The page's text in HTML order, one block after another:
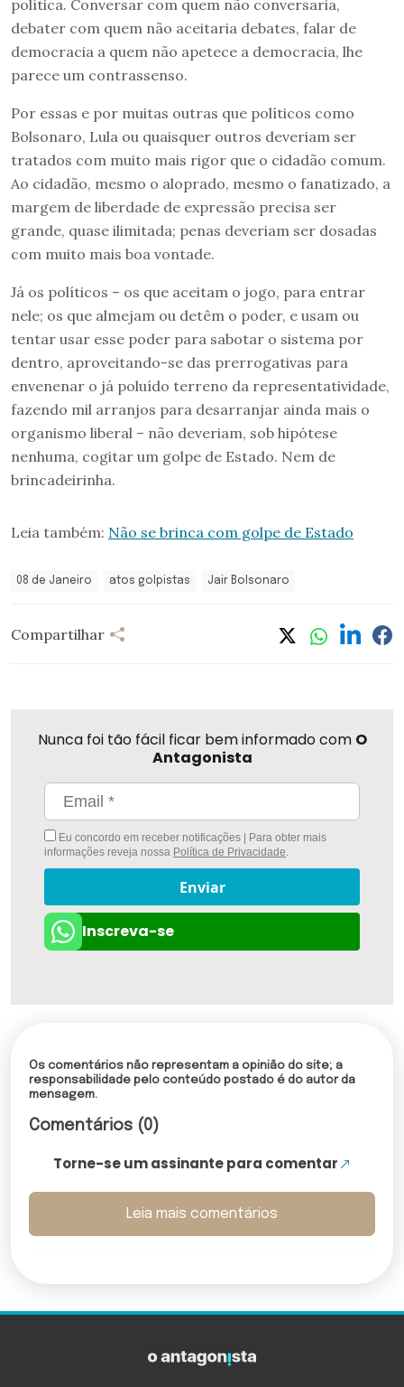
política. Conversar com quem não conversaria,
debater com quem não aceitaria debates, falar de
democracia a quem não apetece a democracia, lhe
parece um contrassenso.
Por essas e por muitas outras que políticos como
Bolsonaro, Lula ou quaisquer outros deveriam ser
tratados com muito mais rigor que o cidadão comum.
Ao cidadão, mesmo o aloprado, mesmo o fanatizado, a
margem de liberdade de expressão precisa ser
grande, quase ilimitada; penas deveriam ser dosadas
com muito mais boa vontade.
Já os políticos – os que aceitam o jogo, para entrar
nele; os que almejam ou detêm o poder, e usam ou
tentar usar esse poder para sabotar o sistema por
dentro, aproveitando-se das prerrogativas para
envenenar o já poluído terreno da representatividade,
fazendo mil arranjos para desarranjar ainda mais o
organismo liberal – não deveriam, sob hipótese
nenhuma, cogitar um golpe de Estado. Nem de
brincadeirinha.
Leia também: Não se brinca com golpe de Estado
08 de Janeiro atos golpistas Jair Bolsonaro
Compartilhar
Nunca foi tão fácil ficar bem informado com O
Antagonista
Eu concordo em receber notificações | Para obter mais
informações reveja nossa Política de Privacidade.
Enviar
Inscreva-se
Os comentários não representam a opinião do site; a
responsabilidade pelo conteúdo postado é do autor da
mensagem.
Comentários (0)
Torne-se um assinante para comentar
Leia mais comentários